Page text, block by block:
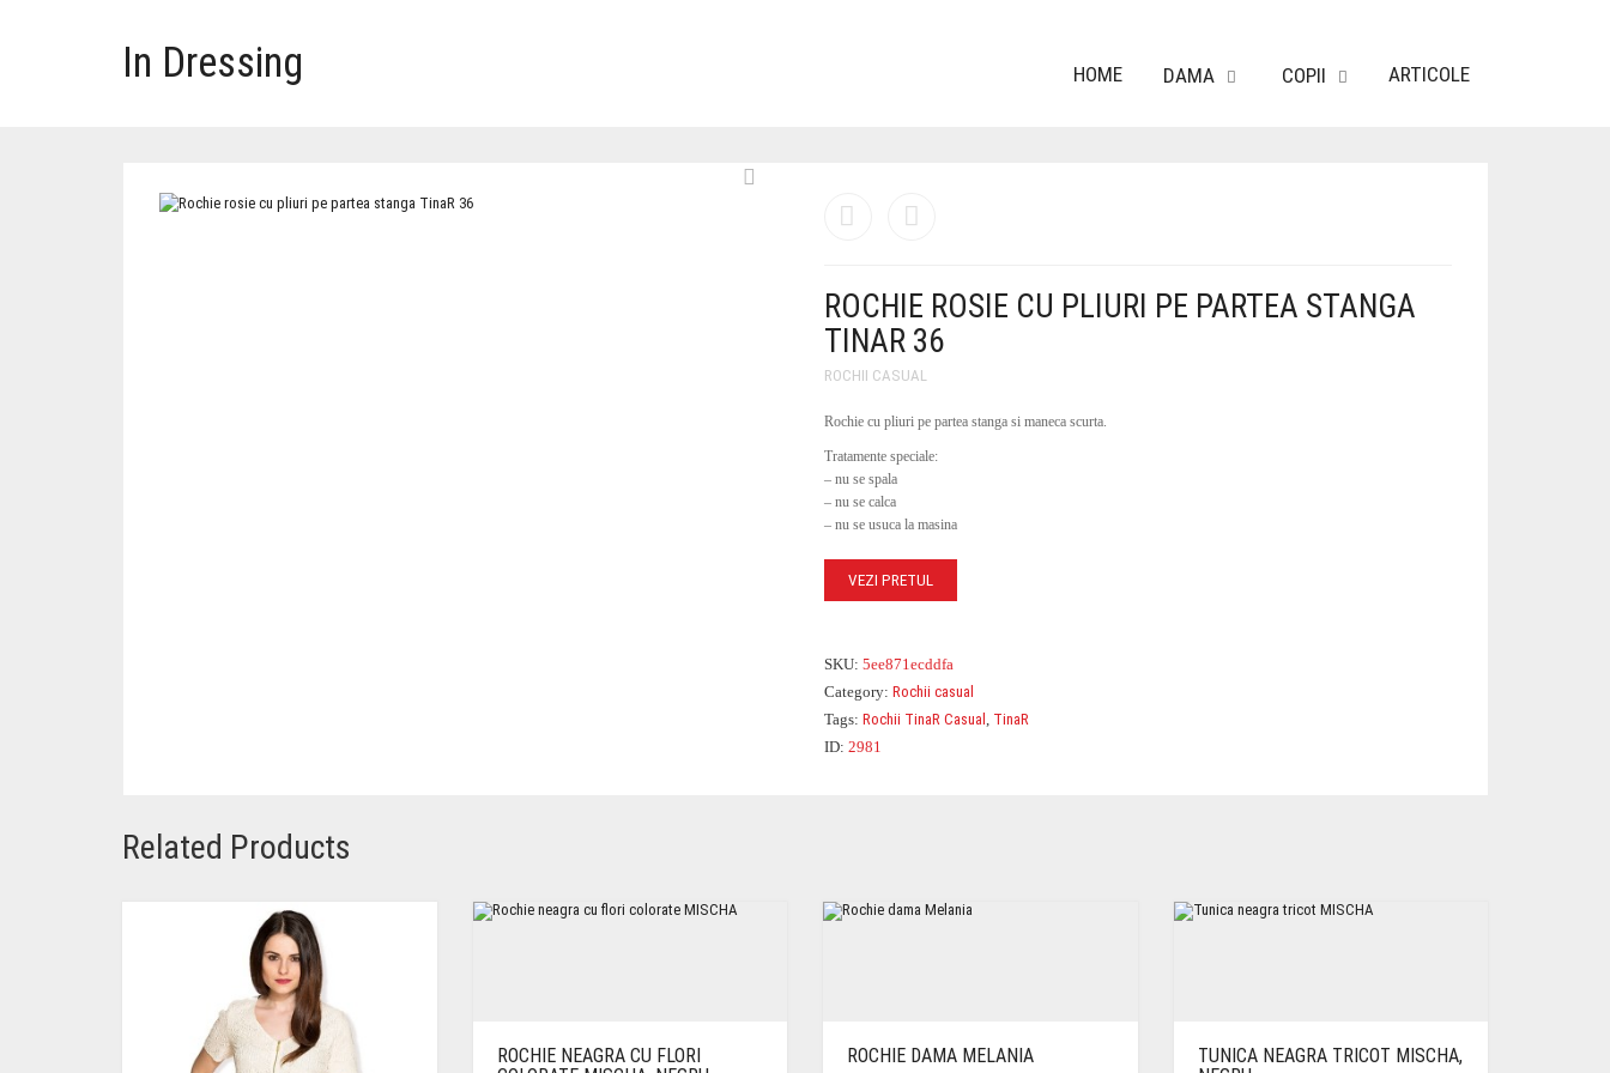
In Dressing HOME DAMA COPII ARTICOLE
ROCHIE ROSIE CU PLIURI PE PARTEA STANGA
TINAR 36
ROCHII CASUAL
Rochie cu pliuri pe partea stanga si maneca scurta.
Tratamente speciale:
– nu se spala
– nu se calca
– nu se usuca la masina
VEZI PRETUL
SKU: 5ee871ecddfa
Category: Rochii casual
Tags: Rochii TinaR Casual , TinaR
ID: 2981
Related Products
ROCHIE NEAGRA CU FLORI
ROCHIE DAMA MELANIA
TUNICA NEAGRA TRICOT MISCHA,